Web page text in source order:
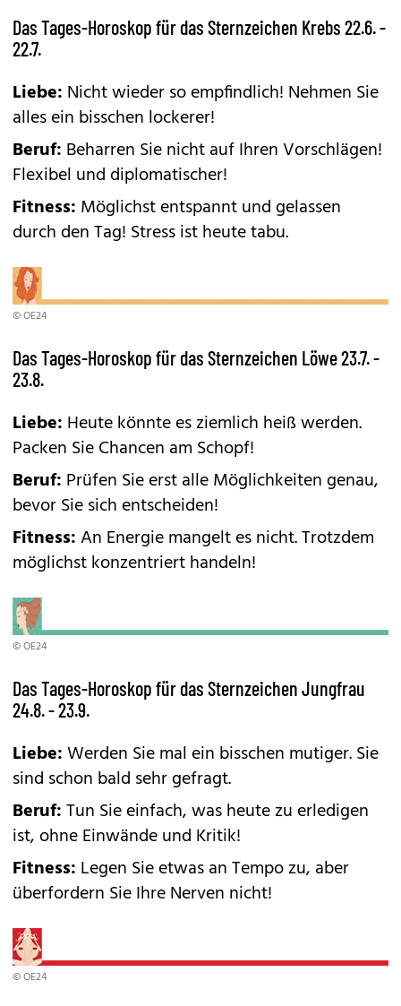
Das Tages-Horoskop für das Sternzeichen Krebs 22.6. -
22.7.
Liebe: Nicht wieder so empfindlich! Nehmen Sie
alles ein bisschen lockerer!
Beruf: Beharren Sie nicht auf Ihren Vorschlägen!
Flexibel und diplomatischer!
Fitness: Möglichst entspannt und gelassen
durch den Tag! Stress ist heute tabu.
© OE24
Das Tages-Horoskop für das Sternzeichen Löwe 23.7. -
23.8.
Liebe: Heute könnte es ziemlich heiß werden.
Packen Sie Chancen am Schopf!
Beruf: Prüfen Sie erst alle Möglichkeiten genau,
bevor Sie sich entscheiden!
Fitness:An Energie mangelt es nicht. Trotzdem
möglichst konzentriert handeln!
© OE24
Das Tages-Horoskop für das Sternzeichen Jungfrau
24.8. - 23.9.
Liebe:Werden Sie mal ein bisschen mutiger. Sie
sind schon bald sehr gefragt.
Beruf:Tun Sie einfach, was heute zu erledigen
ist, ohne Einwände und Kritik!
Fitness: Legen Sie etwas an Tempo zu, aber
überfordern Sie Ihre Nerven nicht!
© OE24